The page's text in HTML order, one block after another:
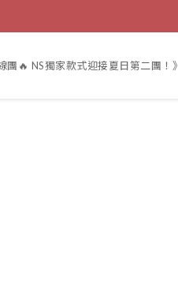
團🔥 NS獨家款式迎接夏日第二團！》